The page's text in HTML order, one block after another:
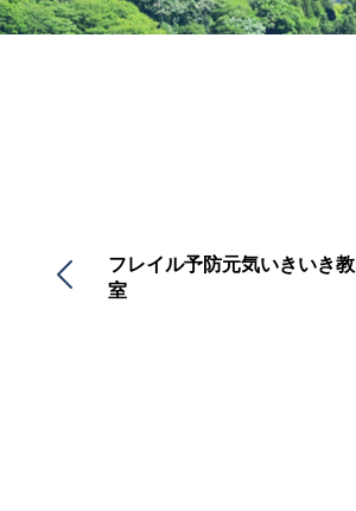
フレイル予防元気いきいき教
室